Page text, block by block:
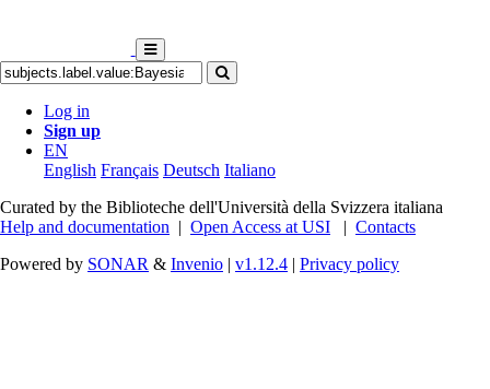
Log in
Sign up
EN
English Français Deutsch Italiano
Curated by the Biblioteche dell'Università della Svizzera italiana
Help and documentation | Open Access at USI | Contacts
Powered by SONAR & Invenio | v1.12.4 | Privacy policy